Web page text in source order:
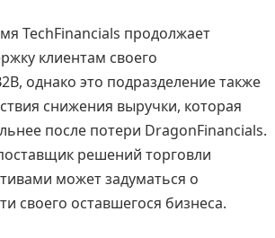
TechFinancials продолжает
клиентам своего
однако это подразделение также
снижения выручки, которая
после потери DragonFinancials.
решений торговли
может задуматься о
своего оставшегося бизнеса.